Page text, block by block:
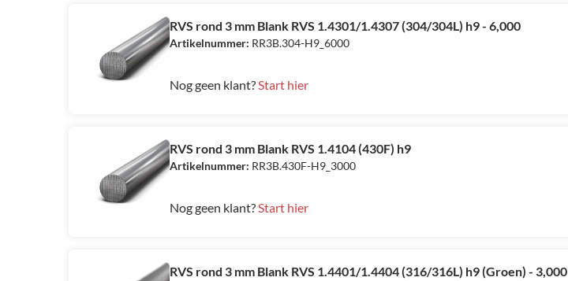
RVS rond 3 mm Blank RVS 1.4301/1.4307 (304/304L) h9 - 6,000
Artikelnummer: RR3B.304-H9_6000
Nog geen klant?Start hier
RVS rond 3 mm Blank RVS 1.4104 (430F) h9
Artikelnummer: RR3B.430F-H9_3000
Nog geen klant?Start hier
RVS rond 3 mm Blank RVS 1.4401/1.4404 (316/316L) h9 (Groen) - 3,000